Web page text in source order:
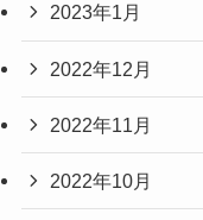
2023年1月
2022年12月
2022年11月
2022年10月